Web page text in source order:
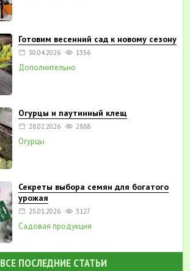
Готовим весенний сад к новому сезону
30.04.2026 1356
Дополнительно
Огурцы и паутинный клещ
28.02.2026 2888
Огурцы
Секреты выбора семян для богатого
урожая
25.01.2026 3127
Садовая продукция
ВСЕ ПОСЛЕДНИЕ СТАТЬИ